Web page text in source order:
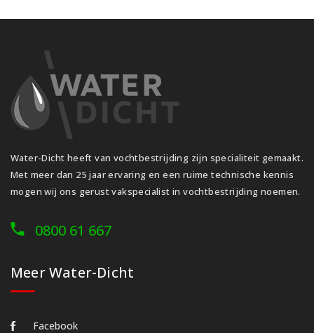
Water-Dicht heeft van vochtbestrijding zijn specialiteit gemaakt.
Met meer dan 25 jaar ervaring en een ruime technische kennis
mogen wij ons gerust vakspecialist in vochtbestrijding noemen.
0800 61 667
Meer Water-Dicht
Facebook